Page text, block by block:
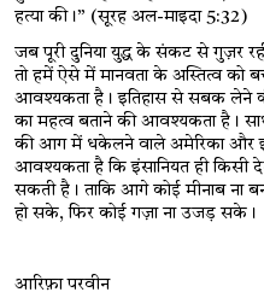
हत्या की।” (सूरह अल-माइदा 5:32)
जब पूरी दुनिया युद्ध के संकट से गुज़र
तो हमें ऐसे में मानवता के अस्तित्व को
आवश्यकता है। इतिहास से सबक लेने
का महत्व बताने की आवश्यकता है।
की आग में धकेलने वाले अमेरिका और
आवश्यकता है कि इंसानियत ही किसी
सकती है। ताकि आगे कोई मीनाब ना
हो सके, फिर कोई गज़ा ना उजड़ सके।
आरिफ़ा परवीन